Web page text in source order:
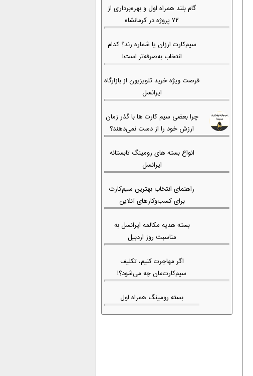
گام بلند همراه اول و بهره‌برداری از
۷۲ پروژه در کرمانشاه
سیم‌کارت ارزان یا شماره رند؟ کدام
انتخاب به‌صرفه‌تر است!
فرصت ویژه خرید تلویزیون از بازارگاه
ایرانسل
چرا بعضی سیم کارت ها با گذر زمان
ارزش خود را از دست نمی‌دهند؟
انواع بسته های رومینگ تابستانه
ایرانسل
راهنمای انتخاب بهترین سیم‌کارت
برای کسب‌وکارهای آنلاین
بسته هدیه مکالمه ایرانسل به
مناسبت روز اردبیل
اگر مهاجرت کنیم، تکلیف
سیم‌کارت‌مان چه می‌شود؟!
بسته رومینگ همراه اول